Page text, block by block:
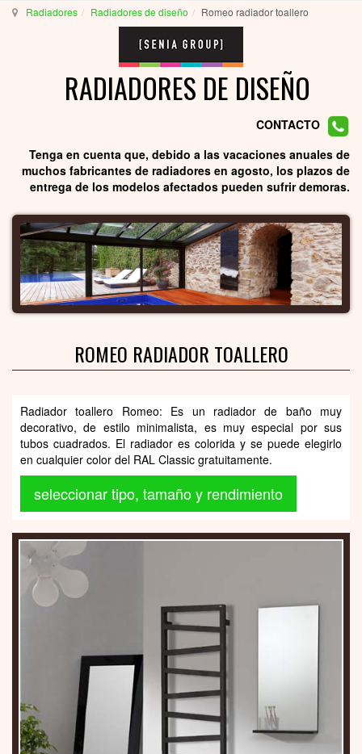
Radiadores Radiadores de diseño Romeo radiador toallero
RADIADORES DE DISEÑO
CONTACTO
Tenga en cuenta que, debido a las vacaciones anuales de
muchos fabricantes de radiadores en agosto, los plazos de
entrega de los modelos afectados pueden sufrir demoras.
ROMEO RADIADOR TOALLERO
Radiador toallero Romeo: Es un radiador de baño muy
decorativo, de estilo minimalista, es muy especial por sus
tubos cuadrados. El radiador es colorida y se puede elegirlo
en cualquier color del RAL Classic gratuitamente.
seleccionar tipo, tamaño y rendimiento